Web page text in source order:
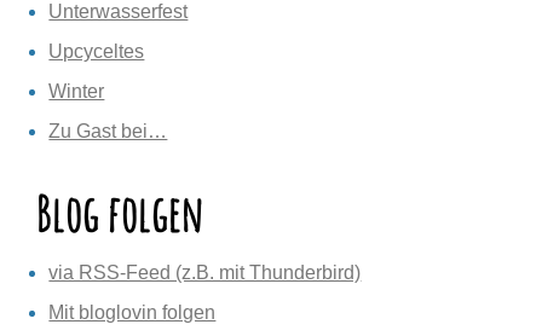
Unterwasserfest
Upcyceltes
Winter
Zu Gast bei…
Blog folgen
via RSS-Feed (z.B. mit Thunderbird)
Mit bloglovin folgen